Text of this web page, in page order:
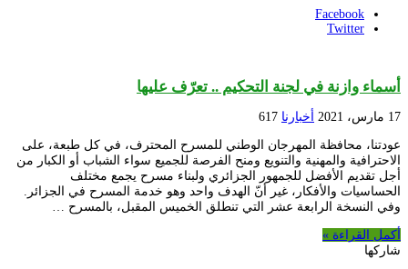
Facebook
Twitter
أسماء وازنة في لجنة التحكيم .. تعرّف عليها
17 مارس، 2021 أخبارنا 617
عودتنا، محافظة المهرجان الوطني للمسرح المحترف، في كل طبعة، على
الاحترافية والمهنية والتنويع ومنح الفرصة للجميع سواء الشباب أو الكبار من
أجل تقديم الأفضل للجمهور الجزائري ولبناء مسرح يجمع مختلف
الحساسيات والأفكار، غير أنّ الهدف واحد وهو خدمة المسرح في الجزائر.
وفي النسخة الرابعة عشر التي تنطلق الخميس المقبل، بالمسرح …
أكمل القراءة »
شاركها